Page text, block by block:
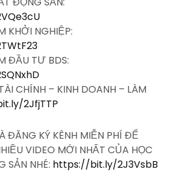
KHỞI NGHIỆP:
ĐẦU TƯ BDS:
CHÍNH – KINH DOANH – LÀM
2JfjTTP
ĐĂNG KÝ KÊNH MIỄN PHÍ ĐỂ
VIDEO MỚI NHẤT CỦA HỌC
SẢN NHÉ: https://bit.ly/2J3VsbB